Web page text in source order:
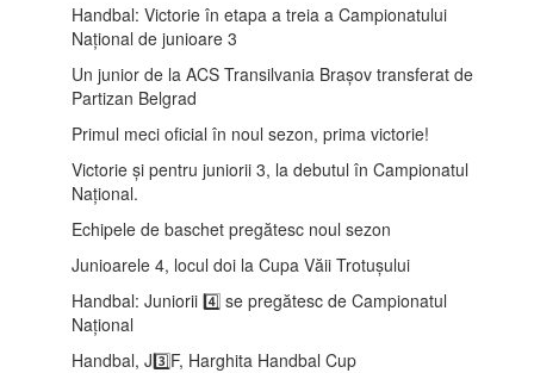
Handbal: Victorie în etapa a treia a Campionatului
Național de junioare 3
Un junior de la ACS Transilvania Brașov transferat de
Partizan Belgrad
Primul meci oficial în noul sezon, prima victorie!
Victorie și pentru juniorii 3, la debutul în Campionatul
Național.
Echipele de baschet pregătesc noul sezon
Junioarele 4, locul doi la Cupa Văii Trotușului
Handbal: Juniorii 4️⃣ se pregătesc de Campionatul
Național
Handbal, J3️⃣F, Harghita Handbal Cup